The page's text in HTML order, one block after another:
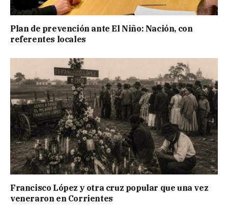
Plan de prevención ante El Niño: Nación, con
referentes locales
Francisco López y otra cruz popular que una vez
veneraron en Corrientes